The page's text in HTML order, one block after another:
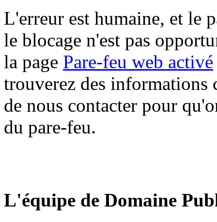
L'erreur est humaine, et le
le blocage n'est pas
la page Pare-feu web activé
trouverez des informations
de nous contacter pour
du pare-feu.
L'équipe de Domaine